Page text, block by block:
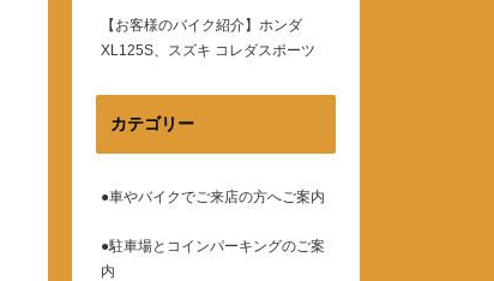
【お客様のバイク紹介】ホンダ
XL125S、スズキ コレダスポーツ
カテゴリー
●車やバイクでご来店の方へご案内
●駐車場とコインパーキングのご案
内